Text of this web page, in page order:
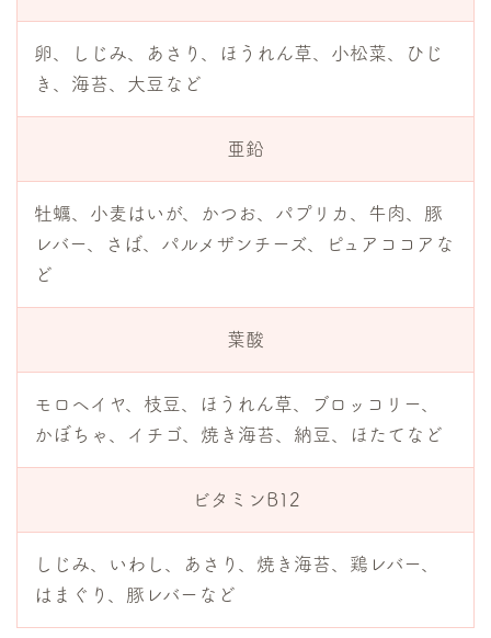
卵、しじみ、あさり、ほうれん草、小松菜、ひじ
き、海苔、大豆など
亜鉛
牡蠣、小麦はいが、かつお、パプリカ、牛肉、豚
レバー、さば、パルメザンチーズ、ピュアココアな
ど
葉酸
モロヘイヤ、枝豆、ほうれん草、ブロッコリー、
かぼちゃ、イチゴ、焼き海苔、納豆、ほたてなど
ビタミンB12
しじみ、いわし、あさり、焼き海苔、鶏レバー、
はまぐり、豚レバーなど